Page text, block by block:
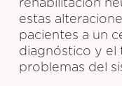
rehabilitación
estas
pacientes a un
diagnóstico y el
problemas del